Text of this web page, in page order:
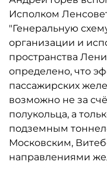
Исполком
"Генеральную
организации и
пространства
определено, что
пассажирских
возможно не за
полукольца, а
подземным
Московским,
направлениями